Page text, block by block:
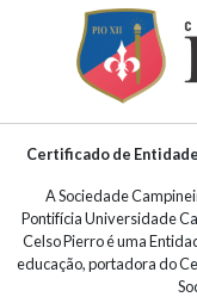
Certificado de
A Sociedade
Pontifícia Universidade
Celso Pierro é uma
educação, portadora do